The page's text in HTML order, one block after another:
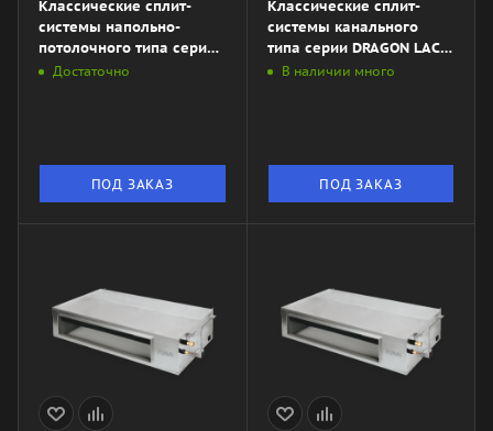
Классические сплит-
системы напольно-
потолочного типа серии
DRAGON LAC-
Достаточно
ПОД ЗАКАЗ
Классические сплит-
системы канального
типа серии DRAGON LAC-
DR165HP.D01\/S\/LAC-
В наличии много
ПОД ЗАКАЗ